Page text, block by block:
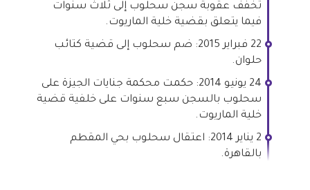
تخفف عقوبة سجن سحلوب إلى ثلاث سنوات
فيما يتعلق بقضية خلية الماريوت.
22 فبراير 2015: ضم سحلوب إلى قضية كتائب
حلوان.
24 يونيو 2014: حكمت محكمة جنايات الجيزة على
سحلوب بالسجن سبع سنوات على خلفية قضية
خلية الماريوت.
2 يناير 2014: اعتقال سحلوب بحي المقطم
بالقاهرة.